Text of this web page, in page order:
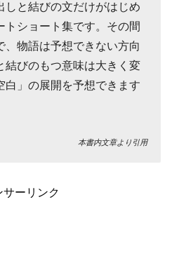
しと結びの文だけがはじめ
トショート集です。その間
、物語は予想できない方向
結びのもつ意味は大きく変
白」の展開を予想できます
本書内文章より引用
サーリンク